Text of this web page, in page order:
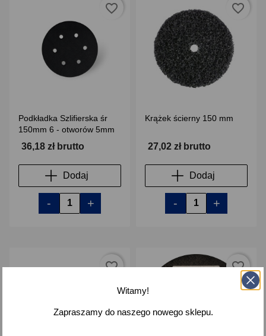
Podkładka Szlifierska śr
150mm 6 - otworów 5mm
36,18 zł brutto
Dodaj
- +
favorite_border
Krążek ścierny 150 mm
27,02 zł brutto
Dodaj
- +
favorite_border
favorite_border favorite_border
Witamy!
Zapraszamy do naszego nowego sklepu.